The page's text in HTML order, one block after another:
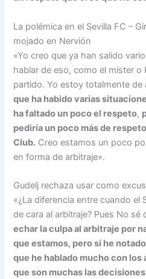
La polémica en el Sevilla FC –
mojado en Nervión
«Yo creo que ya han salido
hablar de eso, como el míster o
partido. Yo estoy totalmente de
que ha habido varias
ha faltado un poco el respeto,
pediría un poco más de
Club. Creo estamos un poco
en forma de arbitraje».
Gudelj rechaza usar como
«¿La diferencia entre cuando el
de cara al arbitraje? Pues No sé
echar la culpa al arbitraje por
que estamos, pero sí he
que he hablado mucho con
que son muchas las